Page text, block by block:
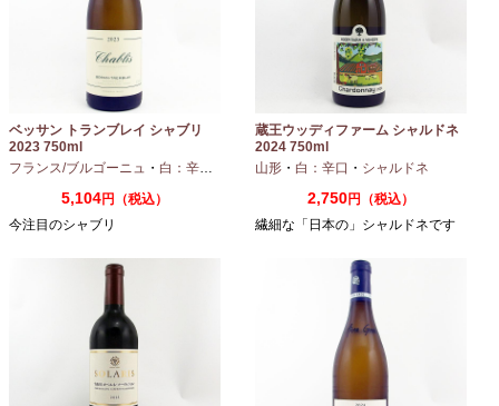
ベッサン トランブレイ シャブリ
2023 750ml
フランス/ブルゴーニュ ・ 白：辛口 シャルドネ
5,104円（税込）
今注目のシャブリ
蔵王ウッディファーム シャルドネ
2024 750ml
山形 ・ 白：辛口 ・ シャルドネ
2,750円（税込）
繊細な「日本の」シャルドネです